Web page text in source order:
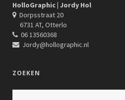
HolloGraphic | Jordy Hol
Dorpsstraat 20
6731 AT, Otterlo
06 13560368
Jordy@hollographic.nl
ZOEKEN